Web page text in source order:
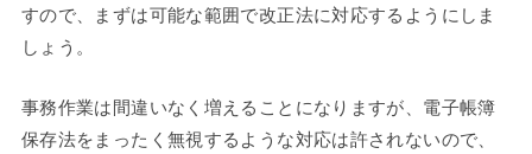
すので、まずは可能な範囲で改正法に対応するようにしま
しょう。
事務作業は間違いなく増えることになりますが、電子帳簿
保存法をまったく無視するような対応は許されないので、